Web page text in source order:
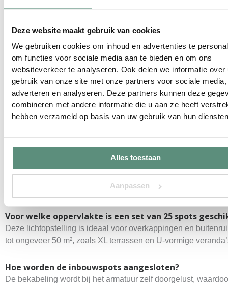
Deze website maakt gebruik van cookies
We gebruiken cookies om inhoud en advertenties te
om functies voor sociale media aan te bieden en om ons
websiteverkeer te analyseren. Ook delen we informatie over
gebruik van onze site met onze partners voor sociale media,
adverteren en analyseren. Deze partners kunnen deze
combineren met andere informatie die u aan ze heeft
hebben verzameld op basis van uw gebruik van hun
Alles toestaan
Aanpassen
De levensduur tot50.000 branduren
Buitenbestendig
IP54 bescherming
regen en vocht. Ideaal voor terrasoverkappingen, pergola’s
en open buitenruimtes.
Samenvatting
overkapping tot 50 m²? Dan is deze
een krachtige, duurzame en
keuze met maximale lichtopbrengst.
Veelgestelde vragen
Voor welke oppervlakte is een set van 25 spots
Deze lichtopstelling is ideaal voor overkappingen en
tot ongeveer 50 m², zoals XL terrassen en U-vormige
Hoe worden de inbouwspots aangesloten?
De bekabeling wordt bij het armatuur zelf doorgelust,